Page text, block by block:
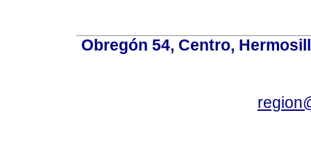
Obregón 54, Centro,